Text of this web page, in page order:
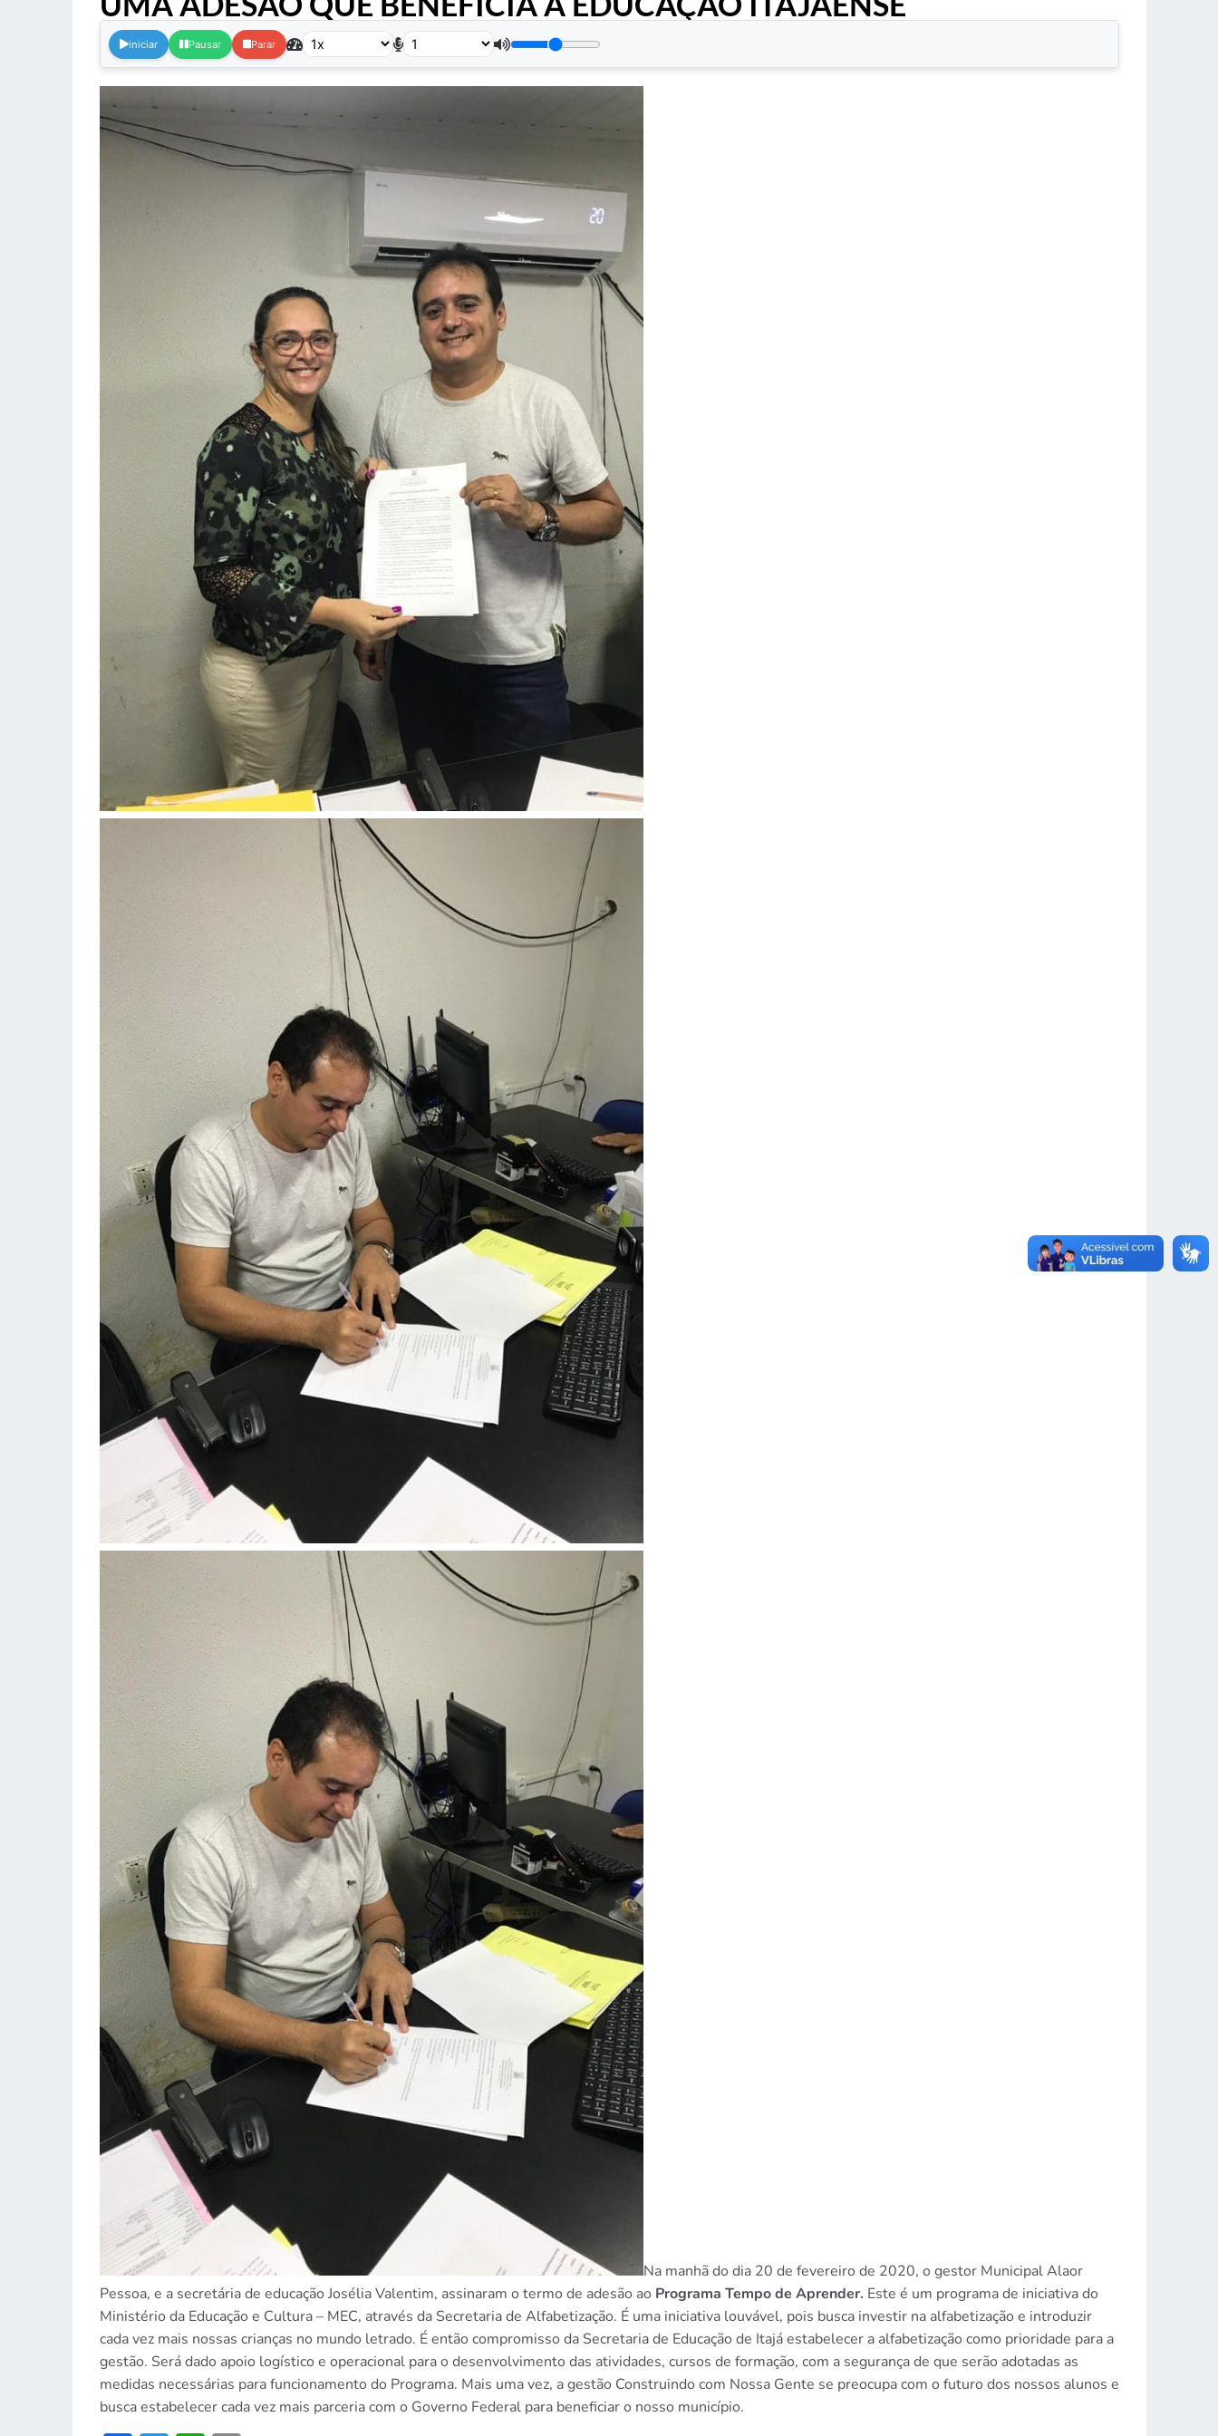
Iniciar Pausar Parar
Na manhã do dia 20 de fevereiro de 2020, o gestor Municipal Alaor
Pessoa, e a secretária de educação Josélia Valentim, assinaram o termo de adesão ao Programa Tempo de Aprender. Este é um programa de iniciativa do
Ministério da Educação e Cultura – MEC, através da Secretaria de Alfabetização. É uma iniciativa louvável, pois busca investir na alfabetização e introduzir
cada vez mais nossas crianças no mundo letrado. É então compromisso da Secretaria de Educação de Itajá estabelecer a alfabetização como prioridade para a
gestão. Será dado apoio logístico e operacional para o desenvolvimento das atividades, cursos de formação, com a segurança de que serão adotadas as
medidas necessárias para funcionamento do Programa. Mais uma vez, a gestão Construindo com Nossa Gente se preocupa com o futuro dos nossos alunos e
busca estabelecer cada vez mais parceria com o Governo Federal para beneficiar o nosso município.